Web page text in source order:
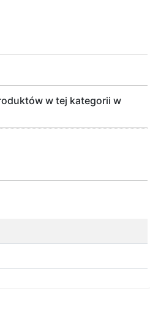
w tej kategorii w